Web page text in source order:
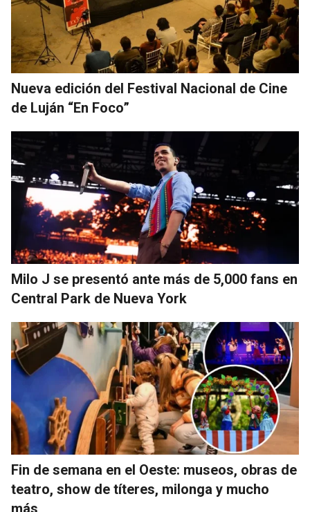
Nueva edición del Festival Nacional de Cine
de Luján “En Foco”
Milo J se presentó ante más de 5,000 fans en
Central Park de Nueva York
Fin de semana en el Oeste: museos, obras de
teatro, show de títeres, milonga y mucho
más